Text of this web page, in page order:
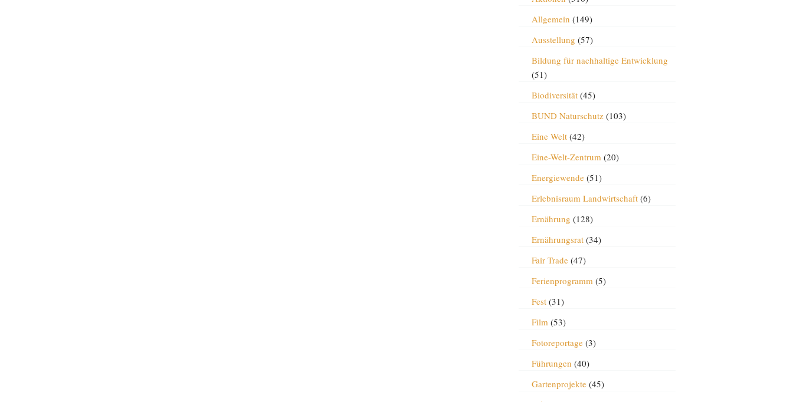
Allgemein (149)
Ausstellung (57)
Bildung für nachhaltige Entwicklung
(51)
Biodiversität(45)
BUND Naturschutz(103)
Eine Welt(42)
Eine-Welt-Zentrum(20)
Energiewende(51)
Erlebnisraum Landwirtschaft(6)
Ernährung (128)
Ernährungsrat(34)
Fair Trade(47)
Ferienprogramm(5)
Fest(31)
Film(53)
Fotoreportage(3)
Führungen (40)
Gartenprojekte(45)